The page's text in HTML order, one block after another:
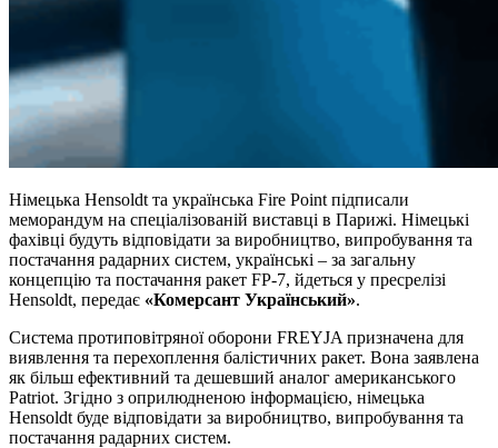
Німецька Hensoldt та українська Fire Point підписали
меморандум на спеціалізованій виставці в Парижі. Німецькі
фахівці будуть відповідати за виробництво, випробування та
постачання радарних систем, українські – за загальну
концепцію та постачання ракет FP-7, йдеться у пресрелізі
Hensoldt, передає «Комерсант Український».
Система протиповітряної оборони FREYJA призначена для
виявлення та перехоплення балістичних ракет. Вона заявлена
як більш ефективний та дешевший аналог американського
Patriot. Згідно з оприлюдненою інформацією, німецька
Hensoldt буде відповідати за виробництво, випробування та
постачання радарних систем.